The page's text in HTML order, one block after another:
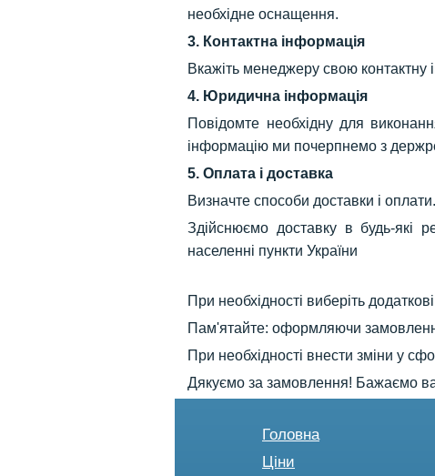
необхідне оснащення.
3. Контактна інформація
Вкажіть менеджеру свою
4. Юридична інформація
Повідомте необхідну для
інформацію ми почерпнемо з
5. Оплата і доставка
Визначте способи доставки і оплати.
Здійснюємо доставку в будь-які
населенні пункти України
При необхідності виберіть
Пам'ятайте: оформляючи
При необхідності внести зміни у
Дякуємо за замовлення! Бажаємо
Головна
Ціни